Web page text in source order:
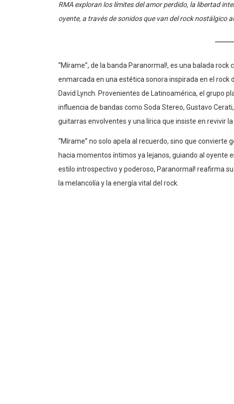
RMA exploran los límites del amor perdido, la libertad
oyente, a través de sonidos que van del rock nostálgico
“Mírame”, de la banda Paranormal!, es una balada
enmarcada en una estética sonora inspirada en el
David Lynch. Provenientes de Latinoamérica, el grupo
influencia de bandas como Soda Stereo, Gustavo
guitarras envolventes y una lírica que insiste en revivir
“Mírame” no solo apela al recuerdo, sino que
hacia momentos íntimos ya lejanos, guiando al oyente
estilo introspectivo y poderoso, Paranormal! reafirma
la melancolía y la energía vital del rock.